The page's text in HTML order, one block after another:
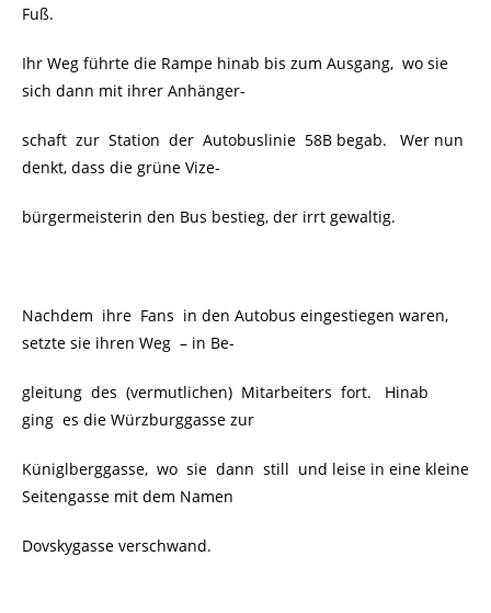
Fuß.
Ihr Weg führte die Rampe hinab bis zum Ausgang, wo sie
sich dann mit ihrer Anhänger-
schaft zur Station der Autobuslinie 58B begab. Wer nun
denkt, dass die grüne Vize-
bürgermeisterin den Bus bestieg, der irrt gewaltig.
Nachdem ihre Fans in den Autobus eingestiegen waren,
setzte sie ihren Weg – in Be-
gleitung des (vermutlichen) Mitarbeiters fort. Hinab
ging es die Würzburggasse zur
Küniglberggasse, wo sie dann still und leise in eine kleine
Seitengasse mit dem Namen
Dovskygasse verschwand.